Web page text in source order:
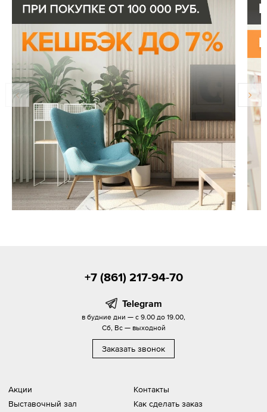
Акции
Выставочный зал
Контакты
Как сделать заказ
+7 (861) 217-94-70
Telegram
в будние дни — с 9.00 до 19.00,
Сб, Вс — выходной
Заказать звонок